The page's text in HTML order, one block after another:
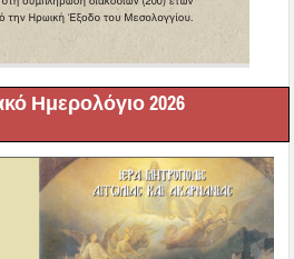
Ημερολόγιο 2026